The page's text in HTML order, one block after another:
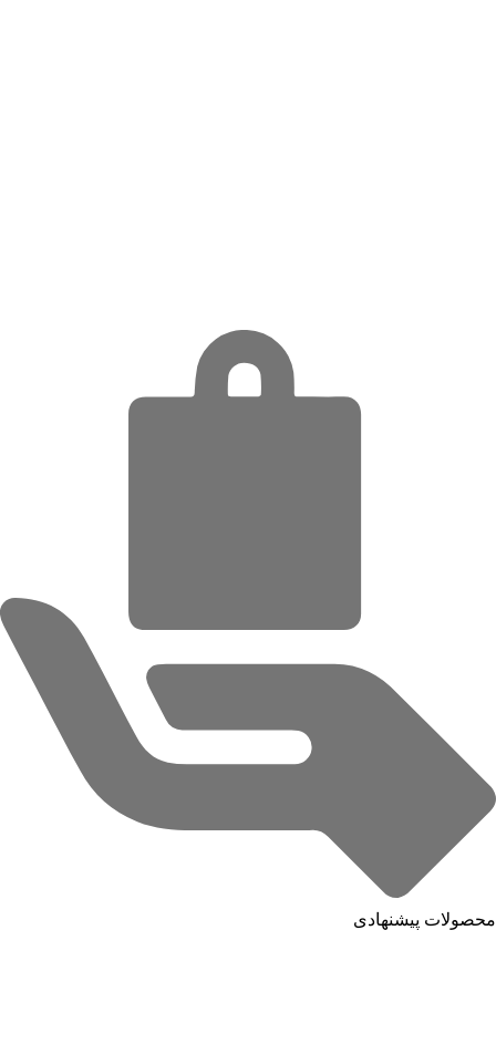
محصولات پیشنهادی